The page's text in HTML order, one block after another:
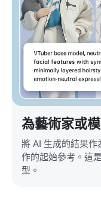
為藝術家或
將 AI 生成的結果作
作的起始參考。這
型。